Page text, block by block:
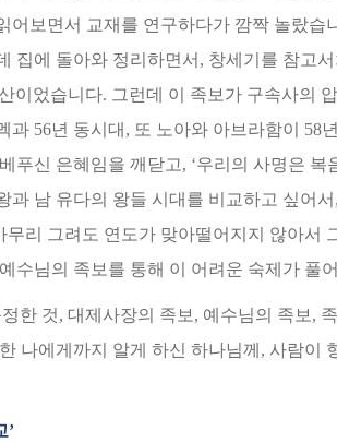
보면서 교재를 연구하다가 깜짝 놀랐습
집에 돌아와 정리하면서, 창세기를 참고
이었습니다. 그런데 이 족보가 구속사의
56년 동시대, 또 노아와 아브라함이 58
신 은혜임을 깨닫고, ‘우리의 사명은 복
남 유다의 왕들 시대를 비교하고 싶어
리 그려도 연도가 맞아떨어지지 않아서
수님의 족보를 통해 이 어려운 숙제가 풀
한 것, 대제사장의 족보, 예수님의 족보,
나에게까지 알게 하신 하나님께, 사람이
’